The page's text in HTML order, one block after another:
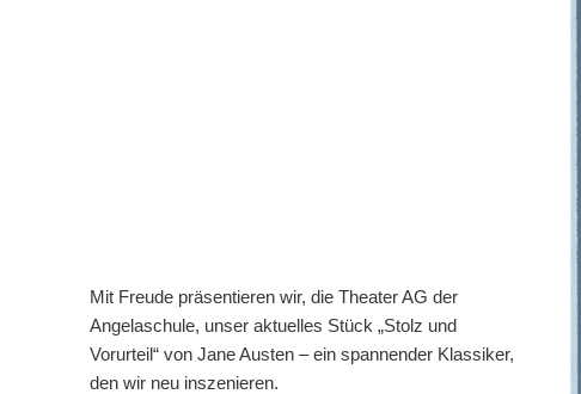
Mit Freude präsentieren wir, die Theater AG der
Angelaschule, unser aktuelles Stück „Stolz und
Vorurteil“ von Jane Austen – ein spannender Klassiker,
den wir neu inszenieren.